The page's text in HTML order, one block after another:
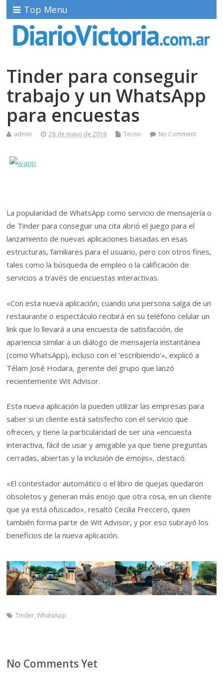
Top Menu
Tinder para conseguir
trabajo y un WhatsApp
para encuestas
admin 28 de mayo de 2016 Tecno No Comment
La popularidad de WhatsApp como servicio de mensajería o
de Tinder para conseguir una cita abrió el juego para el
lanzamiento de nuevas aplicaciones basadas en esas
estructuras, familiares para el usuario, pero con otros fines,
tales como la búsqueda de empleo o la calificación de
servicios a través de encuestas interactivas.
«Con esta nueva aplicación, cuando una persona salga de un
restaurante o espectáculo recibirá en su teléfono celular un
link que lo llevará a una encuesta de satisfacción, de
apariencia similar a un diálogo de mensajería instantánea
(como WhatsApp), incluso con el ‘escribiendo'», explicó a
Télam José Hodara, gerente del grupo que lanzó
recientemente Wit Advisor.
Esta nueva aplicación la pueden utilizar las empresas para
saber si un cliente está satisfecho con el servicio que
ofrecen, y tiene la particularidad de ser una «encuesta
interactiva, fácil de usar y amigable ya que tiene preguntas
cerradas, abiertas y la inclusión de emojis», destacó.
«El contestador automático o el libro de quejas quedaron
obsoletos y generan más enojo que otra cosa, en un cliente
que ya está ofuscado», resaltó Cecilia Freccero, quien
también forma parte de Wit Advisor, y por eso subrayó los
beneficios de la nueva aplicación.
Tinder,WhatsApp
No Comments Yet